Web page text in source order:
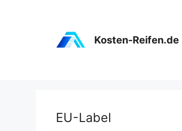
Kosten-Reifen.de
EU-Label